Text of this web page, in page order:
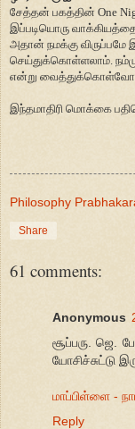
சேத்தன் பகத்தின் One
இப்படியொரு வாக்கியத்தை
அதான் நமக்கு
செய்துக்கொள்ளலாம்.
என்று
இந்தமாதிரி மொக்கை
Philosophy
Share
61 comments:
Anonymous
சூப்பரு. ஜெ.
யோசிச்சுட்டு
மாப்பிள்ளை -
Reply